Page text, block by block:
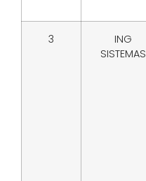
3
ING
SISTEMAS